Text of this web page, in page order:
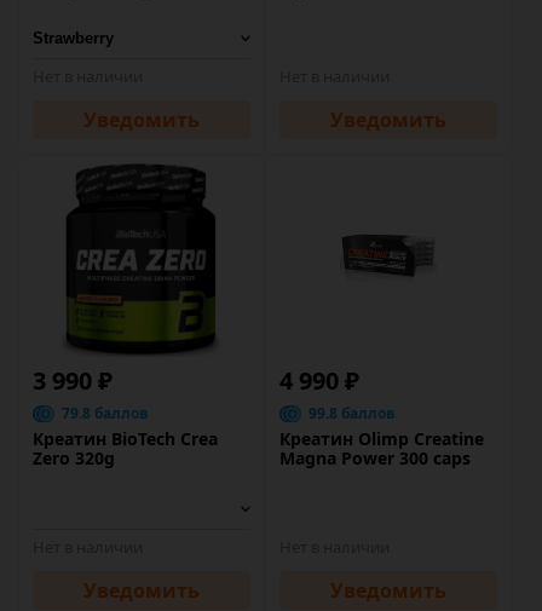
Уведомить Уведомить
3 990 ₽
79.8 баллов
Креатин BioTech Crea
Zero 320g
Уведомить
4 990 ₽
99.8 баллов
Креатин Olimp Creatine
Magna Power 300 caps
Уведомить